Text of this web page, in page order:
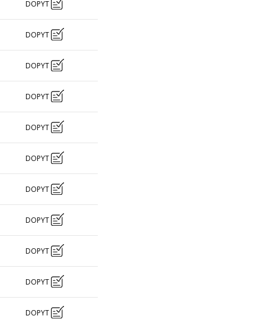
DOPYT
DOPYT
DOPYT
DOPYT
DOPYT
DOPYT
DOPYT
DOPYT
DOPYT
DOPYT
DOPYT